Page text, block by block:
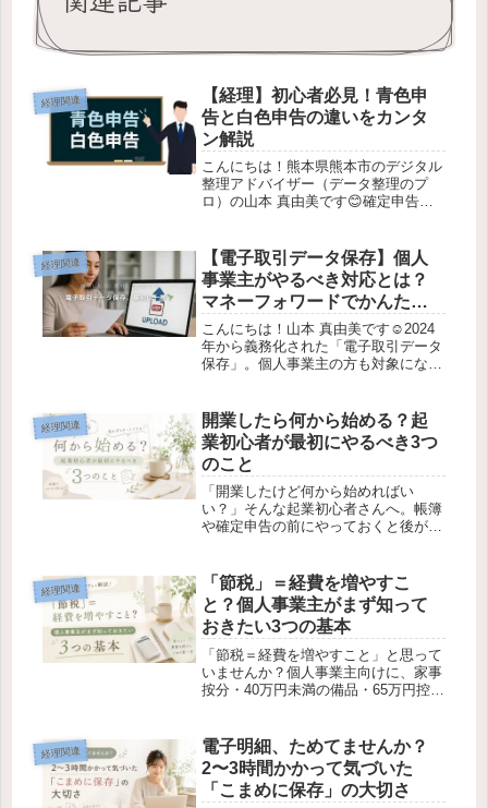
経理関連
【経理】初心者必見！青色申
告と白色申告の違いをカンタ
ン解説
こんにちは！熊本県熊本市のデジタル
整理アドバイザー（データ整理のプ
ロ）の山本 真由美です😊確定申告に
を提出するときになんとなく“青色申
告”を選択された方や“青色申告”の...
経理関連
【電子取引データ保存】個人
事業主がやるべき対応とは？
マネーフォワードでかんたん
に！
こんにちは！山本 真由美です☺️2024
年から義務化された「電子取引データ
保存」。個人事業主の方も対象になる
「保存ってプリントしておけばいいん
じゃないの？」そんなお声をよく耳...
経理関連
開業したら何から始める？起
業初心者が最初にやるべき3つ
のこと
「開業したけど何から始めればい
い？」そんな起業初心者さんへ。帳簿
や確定申告の前にやっておくと後がラ
します。
経理関連
「節税」＝経費を増やすこ
と？個人事業主がまず知って
おきたい3つの基本
「節税＝経費を増やすこと」と思って
いませんか？個人事業主向けに、家事
按分・40万円未満の備品・65万円控除
税の土台になる理由もお伝えします。
経理関連
電子明細、ためてませんか？
2〜3時間かかって気づいた
「こまめに保存」の大切さ